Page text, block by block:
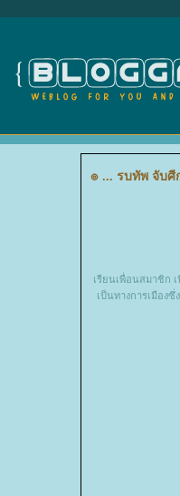
๏ ... รบทัพ จับศี
เรียนเพื่อนสมาชิก
เป็นทางการเมือง